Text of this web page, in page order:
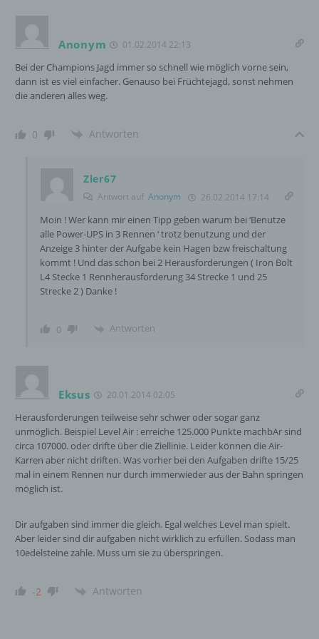
Anonym 01.02.2014 22:13
Bei der Champions Jagd immer so schnell wie möglich vorne sein,
dann ist es viel einfacher. Genauso bei Früchtejagd, sonst nehmen
die anderen alles weg.
0 Antworten
Zler67
Antwort auf Anonym 26.02.2014 17:14
Moin ! Wer kann mir einen Tipp geben warum bei ‘Benutze
alle Power-UPS in 3 Rennen ‘ trotz benutzung und der
Anzeige 3 hinter der Aufgabe kein Hagen bzw freischaltung
kommt ! Und das schon bei 2 Herausforderungen ( Iron Bolt
L4 Stecke 1 Rennherausforderung 34 Strecke 1 und 25
Strecke 2 ) Danke !
0 Antworten
Eksus 20.01.2014 02:05
Herausforderungen teilweise sehr schwer oder sogar ganz
unmöglich. Beispiel Level Air : erreiche 125.000 Punkte machbAr sind
circa 107000. oder drifte über die Ziellinie. Leider können die Air-
Karren aber nicht driften. Was vorher bei den Aufgaben drifte 15/25
mal in einem Rennen nur durch immerwieder aus der Bahn springen
möglich ist.
Dir aufgaben sind immer die gleich. Egal welches Level man spielt.
Aber leider sind dir aufgaben nicht wirklich zu erfüllen. Sodass man
10edelsteine zahle. Muss um sie zu überspringen.
-2 Antworten
18069 Lambrechtshagen
Die Internetseiten verwenden teilweise so
SessionStorage. Dies dient dazu, unser Angebot
nutzerfreundlicher, effektiver und sicherer zu
machen. Local Storage und SessionStorage ist
eine Technologie, mit welcher ihr Browser Daten
auf Ihrem Computer oder mobilen Gerät
abspeichert. Cookies sind Textdateien, welche
Computersystem abgelegt und gespeichert
Cookies. Viele Cookies enthalten eine sogenannte
Cookie-ID. Eine Cookie-ID ist eine eindeutige
Kennung des Cookies. Sie besteht aus einer
Zeichenfolge, durch welche Internetseiten und
Server dem konkreten Internetbrowser zugeordnet
werden können, in dem das Cookie gespeichert
Internetseiten und Servern, den individuellen
Browser der betroffenen Person von anderen
Internetbrowsern, die andere Cookies enthalten,
und identifiziert werden.